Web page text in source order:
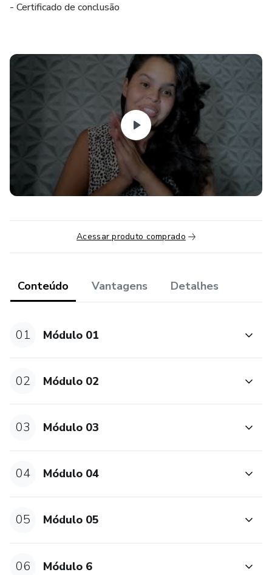
- Certificado de conclusão
Acessar produto comprado
Conteúdo Vantagens Detalhes
01 Módulo 01
02 Módulo 02
03 Módulo 03
04 Módulo 04
05 Módulo 05
06 Módulo 6